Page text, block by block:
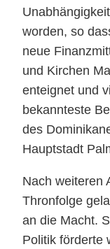
worden, so
neue
und Kirchen
enteignet und
bekannteste
des
Hauptstadt
Nach weiteren
Thronfolge
an die Macht.
Politik förderte